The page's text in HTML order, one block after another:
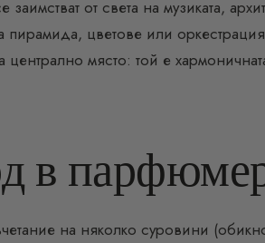
от света на музиката,
пирамида, цветове или
централно място: той е
в
на няколко суровини